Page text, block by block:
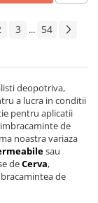
3 ... 54
deopotriva,
a lucra in conditii
pentru aplicatii
de
noastra variaza
sau
deCerva,
de